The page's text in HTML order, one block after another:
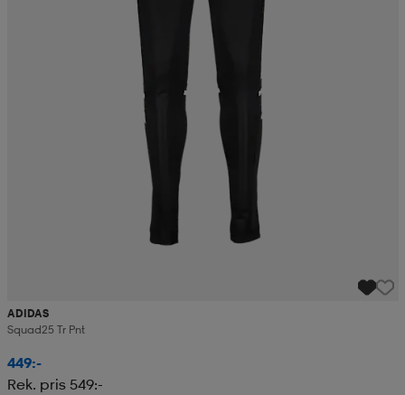
ADIDAS
Squad25 Tr Pnt
449:-
Rek. pris 549:-